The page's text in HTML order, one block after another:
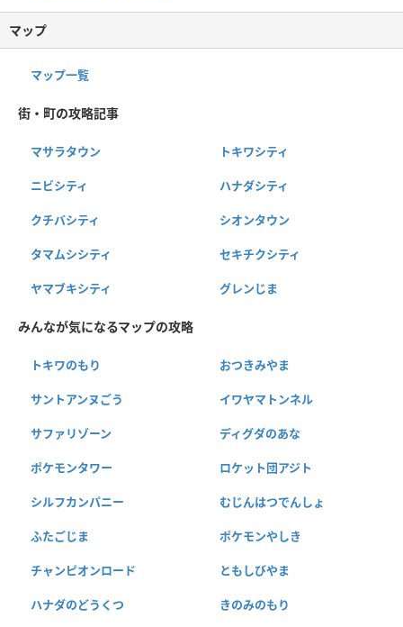
マップ
マップ一覧
街・町の攻略記事
マサラタウン トキワシティ
ニビシティ ハナダシティ
クチバシティ シオンタウン
タマムシシティ セキチクシティ
ヤマブキシティ グレンじま
みんなが気になるマップの攻略
トキワのもり おつきみやま
サントアンヌごう イワヤマトンネル
サファリゾーン ディグダのあな
ポケモンタワー ロケット団アジト
シルフカンパニー むじんはつでんしょ
ふたごじま ポケモンやしき
チャンピオンロード ともしびやま
ハナダのどうくつ きのみのもり